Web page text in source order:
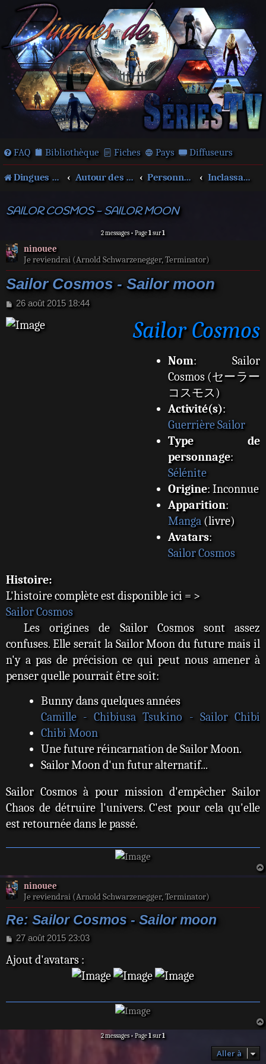
FAQ Bibliothèque Fiches Pays Diffuseurs
Dingues de séries télé ! Autour des films et séries Personnages Inclassables
SAILOR COSMOS - SAILOR MOON
2 messages • Page1sur1
ninouee
Je reviendrai (Arnold Schwarzenegger, Terminator)
Sailor Cosmos - Sailor moon
M
s
26 août 2015 18:44
Sailor Cosmos
Nom: Sailor
Cosmos (セーラー
コスモス)
Activité(s):
Guerrière Sailor
Type de
personnage:
Sélénite
Origine: Inconnue
Apparition:
Manga(livre)
Avatars:
Sailor Cosmos
Histoire:
L'histoire complète est disponible ici = >
Sailor Cosmos
Les origines de Sailor Cosmos sont assez
confuses. Elle serait la Sailor Moon du future mais il
n'y a pas de précision ce qui peut nous amener à
penser quelle pourrait être soit:
Bunny dans quelques années
Camille - Chibiusa Tsukino - Sailor Chibi
Chibi Moon
Une future réincarnation de Sailor Moon.
Sailor Moon d'un futur alternatif...
Sailor Cosmos à pour mission d'empêcher Sailor
Chaos de détruire l'univers. C'est pour cela qu'elle
est retournée dans le passé.
ninouee
Je reviendrai (Arnold Schwarzenegger, Terminator)
Re: Sailor Cosmos - Sailor moon
M
s
s
e
27 août 2015 23:03
Ajout d'avatars :
2 messages • Page1sur1
Aller à